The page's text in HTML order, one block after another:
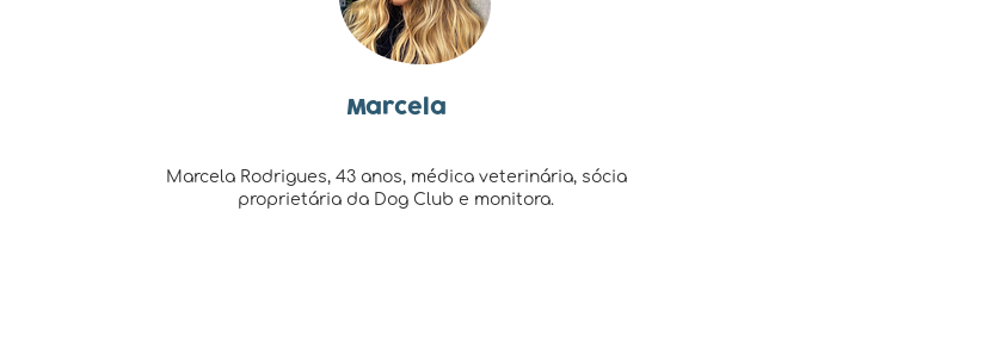
Marcela
Marcela Rodrigues, 43 anos, médica veterinária, sócia
proprietária da Dog Club e monitora.